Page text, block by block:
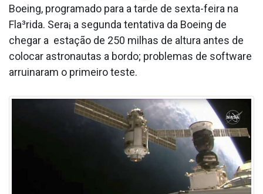
Boeing, programado para a tarde de sexta-feira na
Fla³rida. Sera¡ a segunda tentativa da Boeing de
chegar a estação de 250 milhas de altura antes de
colocar astronautas a bordo; problemas de software
arruinaram o primeiro teste.